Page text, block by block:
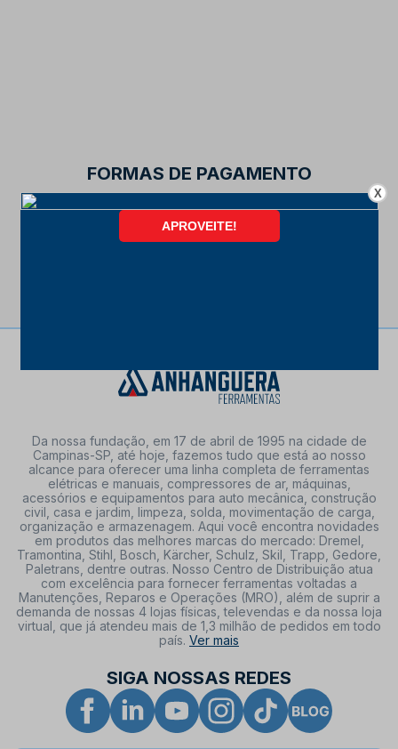
FORMAS DE PAGAMENTO
Da nossa fundação, em 17 de abril de 1995 na cidade de
Campinas-SP, até hoje, fazemos tudo que está ao nosso
alcance para oferecer uma linha completa de ferramentas
elétricas e manuais, compressores de ar, máquinas,
acessórios e equipamentos para auto mecânica, construção
civil, casa e jardim, limpeza, solda, movimentação de carga,
organização e armazenagem. Aqui você encontra novidades
em produtos das melhores marcas do mercado: Dremel,
Tramontina, Stihl, Bosch, Kärcher, Schulz, Skil, Trapp, Gedore,
Paletrans, dentre outras. Nosso Centro de Distribuição atua
com excelência para fornecer ferramentas voltadas a
Manutenções, Reparos e Operações (MRO), além de suprir a
demanda de nossas 4 lojas físicas, televendas e da nossa loja
virtual, que já atendeu mais de 1,3 milhão de pedidos em todo
país. Ver mais
SIGA NOSSAS REDES
X